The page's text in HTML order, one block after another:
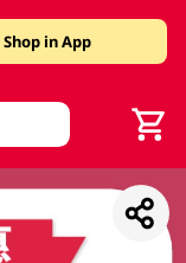
Shop in App